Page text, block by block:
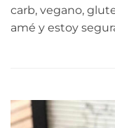
carb, vegano,
amé y estoy